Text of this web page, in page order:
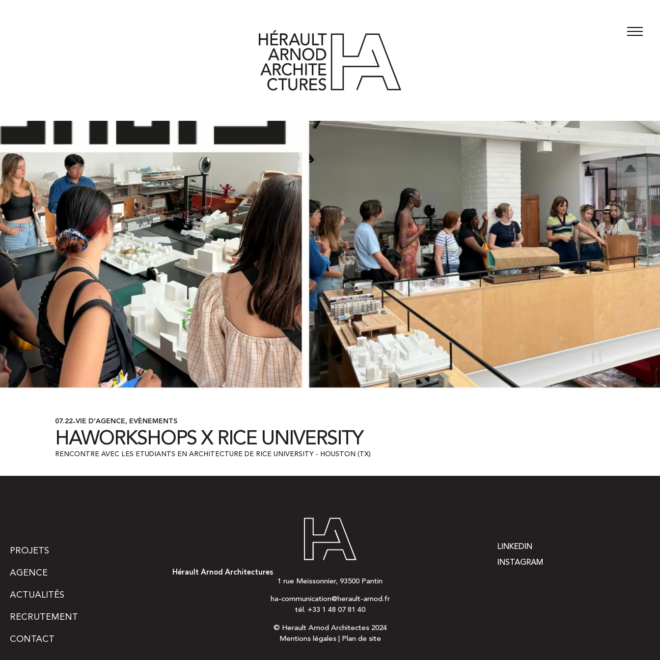
07.22-VIE D’AGENCE, EVÈNEMENTS
HAWORKSHOPS X RICE UNIVERSITY
RENCONTRE AVEC LES ETUDIANTS EN ARCHITECTURE DE RICE UNIVERSITY - HOUSTON (TX)
PROJETS
AGENCE
ACTUALITÉS
RECRUTEMENT
CONTACT
Hérault Arnod Architectures
1 rue Meissonnier, 93500 Pantin
ha-communication@herault-arnod.fr
tél. +33 1 48 07 81 40
© Herault Arnod Architectes 2024
Mentions légales| Plan de site
LINKEDIN
INSTAGRAM